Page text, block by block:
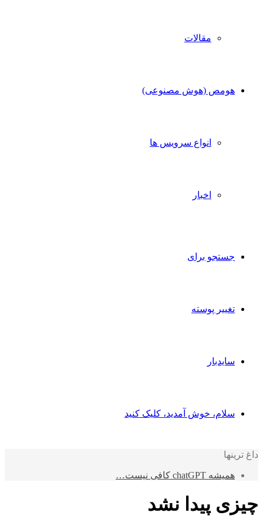
مقالات
هومص (هوش مصنوعی)
انواع سرویس ها
اخبار
جستجو برای
تغییر پوسته
سایدبار
سلام، خوش آمدید، کلیک کنید
داغ ترینها
همیشه chatGPT کافی نیست…
چیزی پیدا نشد